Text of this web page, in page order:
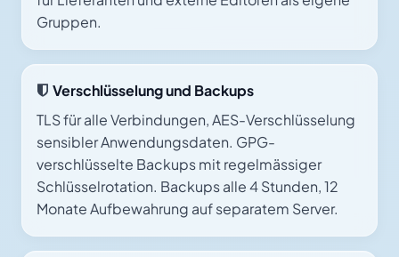
Gruppen.
Verschlüsselung und Backups
TLS für alle Verbindungen, AES-Verschlüsselung
sensibler Anwendungsdaten. GPG-
verschlüsselte Backups mit regelmässiger
Schlüsselrotation. Backups alle 4 Stunden, 12
Monate Aufbewahrung auf separatem Server.